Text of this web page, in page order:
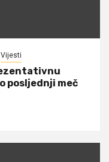
Vijesti
posljednji meč